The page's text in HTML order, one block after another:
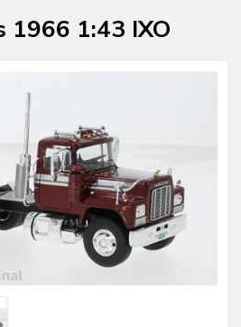
1966 1:43 IXO